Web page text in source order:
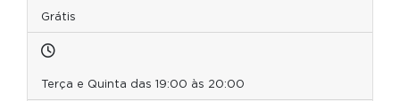
Grátis
Terça e Quinta das 19:00 às 20:00